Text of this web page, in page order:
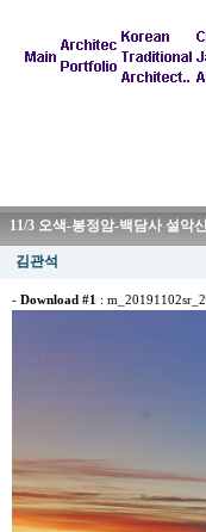
11/3 오색-봉정암-백담사 설악
김관석
- Download #1 :